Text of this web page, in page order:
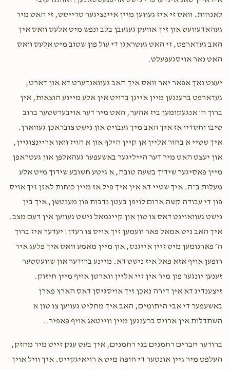
לאנחות. וואס זי איז געווען מיין איינציגער טרייסט, זי האט מיר
געהאדעוועט און זיך אוועק געגעבן בלב ונפש מיט אלעס וואס איך
האב געדארפט, זי האט געטראגן די עול פון שטוב מיט אלעס וואס
האט נאר אויסגעפעלט.
יעצט נאך אפאר יאר וואס איך האב געוואנדערט דא און דארט,
געדארפט ברענגען מיין אייגן ברויט אין אלע מיינע הוצאות, אין
ברוך ה׳ אנגעקומען ביז אהער, האט מיר דער אויבערשטער ברוב
טיבו וחסדיו אז איך האב מיך געבויט און נישט צובראכן געווארן.
איך שטיי א בחור אליין אן קיין הילף און א הויז וואו אריינצוגיין,
און יעצט האט מיר דער הייליגער באשעפער געהאלפן און געטראפן
מיין פאסיגער שידוך בשעה טובה, א גיטע חשובע שידוך מיט אלע
מעלות ב״ה. איך שטיי דא אין איך פיל אז מיין כוחות לאזן זיך אויס
פון די עבודה קשה ארום לויפן בעטן נדבות פון מענטשן, איך בין
נישט געוואוינט דאס צו טון און קיינמאל נישט געווען אין דעם מצב.
איך האב ניט אמאל פאר וועמען זיך אויס צו רעדן! יעדער איז ברוך
ה׳ פארנומען מיט זיין אייגנס, און מיין מאמע וואס איך פלעג איר
רופען אויף אזא פאל איז נישט דא. מיינע ברודער און שוועסטער
זענען יונגער פון מיר אין זיי אליין ווארטן אויף מיין חיזוק.
זיצענדיג דא אין דירה נאכן זיך אויסגיסן דאס הארץ פארן
באשעפער די אבי היתומים, האב איך מחליט געווען צו טון א
השתדלות אין ארויס ברענגען מיין ווייטאג אויף פאפיר..
ברודער חברים רחמנים בני רחמנים, איך בעט ענק זייט מיר מחזק,
העלפט מיר גיין אונטער די חופה מיט א רויאיגקייט. איך וויל אויך